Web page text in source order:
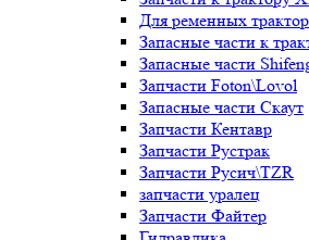
Для ременных
Запасные части к
Запасные части
Запчасти Foton\Lovol
Запасные части Скаут
Запчасти Кентавр
Запчасти Рустрак
Запчасти Русич\TZR
запчасти уралец
Запчасти Файтер